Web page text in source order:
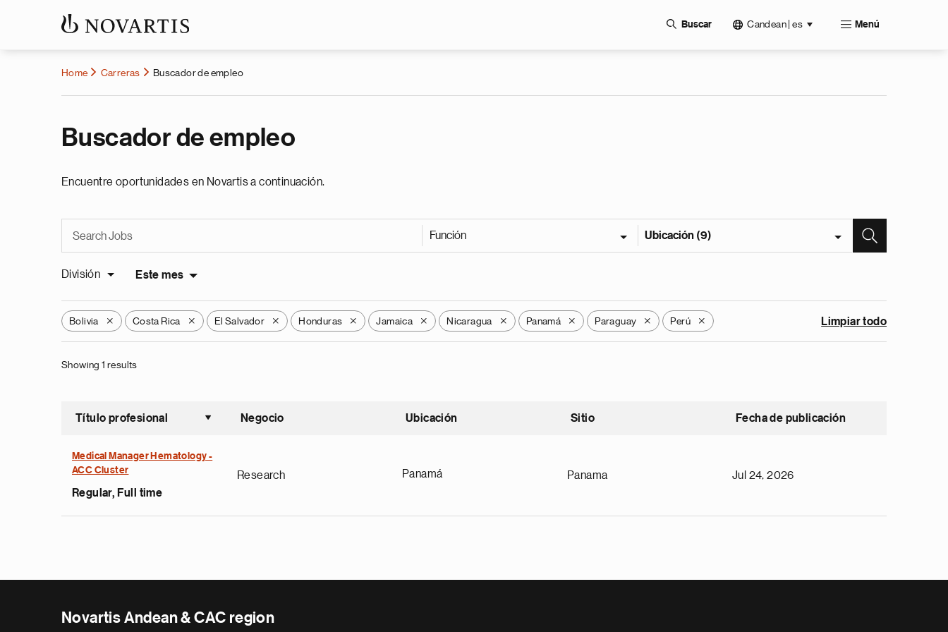
Buscar Candean | es Menú
Home Carreras Buscador de empleo
Buscador de empleo
Encuentre oportunidades en Novartis a continuación.
Función Ubicación (9)
División Este mes
Bolivia X Costa Rica X El Salvador X Honduras X Jamaica X Nicaragua X Panamá X Paraguay X Perú X Limpiar todo
Showing 1 results
Título profesional
Ordenar ascendente
Negocio Ubicación Sitio Fecha de publicación
Medical Manager Hematology -
ACC Cluster
Regular, Full time
Research Panamá Panama Jul 24, 2026
Novartis Andean & CAC region